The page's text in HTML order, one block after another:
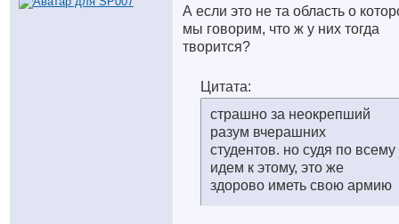
А если это не та область о
мы говорим, что ж у них тогда
творится?
Цитата:
страшно за неокрепший
разум вчерашних
студентов. но судя по всему
идем к этому, это же
здорово иметь свою армию